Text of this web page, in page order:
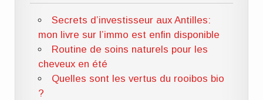
Secrets d’investisseur aux Antilles:
mon livre sur l’immo est enfin disponible
Routine de soins naturels pour les
cheveux en été
Quelles sont les vertus du rooibos bio
?